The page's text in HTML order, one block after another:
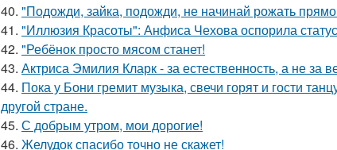
40. "Подожди, зайка, подожди, не начинай рожать
41. "Иллюзия Красоты": Анфиса Чехова оспорила
42. "Ребёнок просто мясом станет!
43. Актриса Эмилия Кларк - за естественность, а не за
44. Пока у Бони гремит музыка, свечи горят и гости
другой стране.
45. С добрым утром, мои дорогие!
46. Желудок спасибо точно не скажет!